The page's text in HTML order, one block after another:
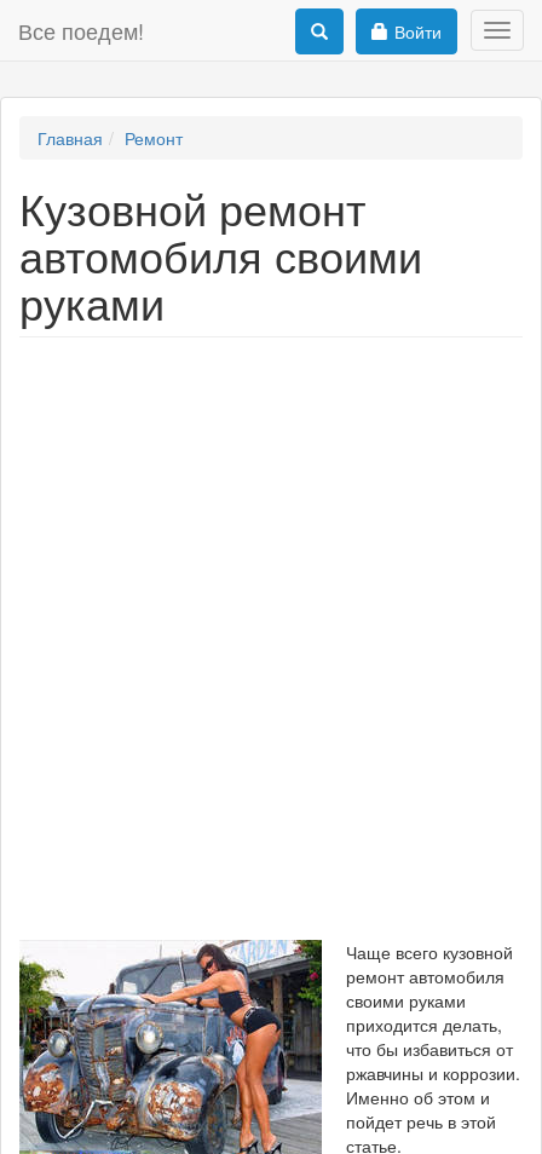
Все поедем! Войти
Главная Ремонт
Кузовной ремонт
автомобиля своими
руками
Чаще всего кузовной
ремонт автомобиля
своими руками
приходится делать,
что бы избавиться от
ржавчины и коррозии.
Именно об этом и
пойдет речь в этой
статье.